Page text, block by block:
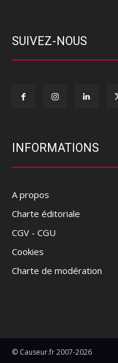
SUIVEZ-NOUS
INFORMATIONS
A propos
Charte éditoriale
CGV - CGU
Cookies
Charte de modération
© Causeur.fr 2007-2026